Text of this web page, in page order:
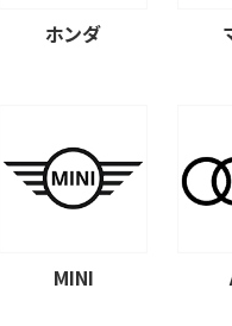
ホンダ
MINI